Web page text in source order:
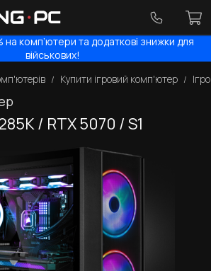
на комп’ютери та додаткові знижки для
військових!
Купити ігровий комп'ютер
/ RTX 5070 / S1